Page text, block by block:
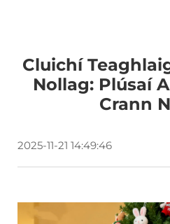
Cluichí
Nollag: Plúsaí
Crann
2025-11-21 14:49:46